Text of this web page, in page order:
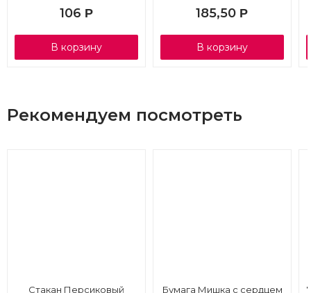
106 Р
В корзину
185,50 Р
В корзину
Рекомендуем посмотреть
Стакан Персиковый
Бумага Мишка с сердцем